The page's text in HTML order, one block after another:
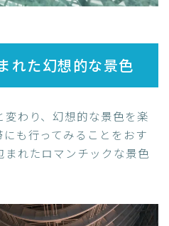
れた幻想的な景色
わり、幻想的な景色を楽
も行ってみることをおす
れたロマンチックな景色